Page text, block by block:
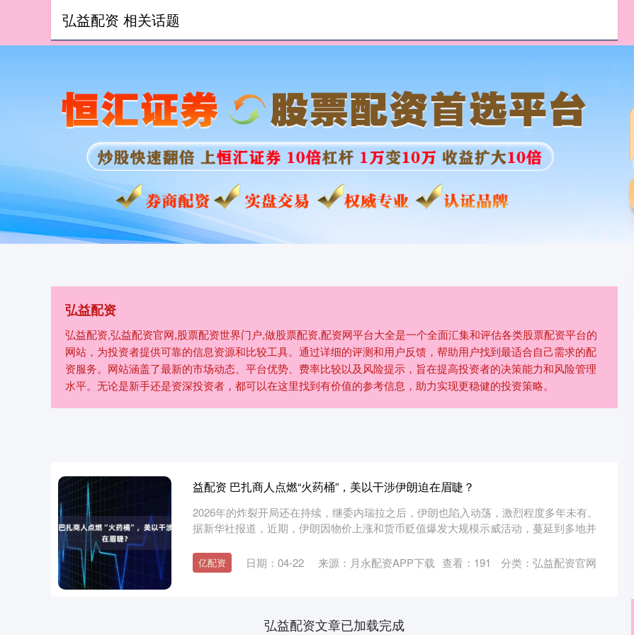
弘益配资
弘益配资,弘益配资官网,股票配资世界门户,做股票配资,配资网平台大全是一个全面汇集和评估各类股票配资平台的
网站，为投资者提供可靠的信息资源和比较工具。通过详细的评测和用户反馈，帮助用户找到最适合自己需求的配
资服务。网站涵盖了最新的市场动态、平台优势、费率比较以及风险提示，旨在提高投资者的决策能力和风险管理
水平。无论是新手还是资深投资者，都可以在这里找到有价值的参考信息，助力实现更稳健的投资策略。
弘益配资 相关话题
益配资 巴扎商人点燃“火药桶”，美以干涉伊朗迫在眉睫？
2026年的炸裂开局还在持续，继委内瑞拉之后，伊朗也陷入动荡，激烈程度多年未有。
据新华社报道，近期，伊朗因物价上涨和货币贬值爆发大规模示威活动，蔓延到多地并
亿配资 日期：04-22 来源：月永配资APP下载 查看： 191 分类： 弘益配资官网
弘益配资文章已加载完成